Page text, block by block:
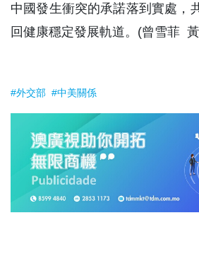
中國發生衝突的承諾落到實處，
回健康穩定發展軌道。(曾雪菲
#外交部 #中美關係